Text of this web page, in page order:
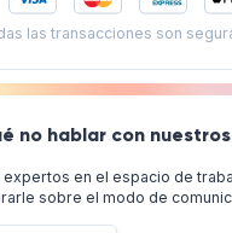
las transacciones son
no hablar con
en el espacio de
sobre el modo de